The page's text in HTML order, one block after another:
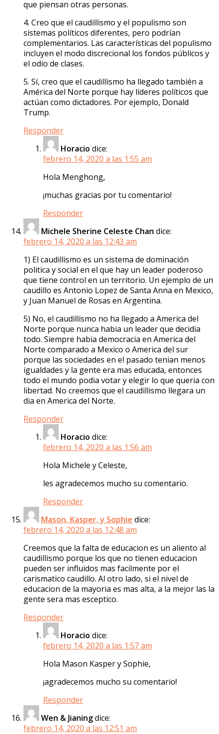
que piensan otras personas.
4. Creo que el caudillismo y el populismo son
sistemas políticos diferentes, pero podrían
complementarios. Las características del populismo
incluyen el modo discrecional los fondos públicos y
el odio de clases.
5. Sí, creo que el caudillismo ha llegado también a
América del Norte porque hay líderes políticos que
actúan como dictadores. Por ejemplo, Donald
Trump.
Responder
Horacio dice:
febrero 14, 2020 a las 1:55 am
Hola Menghong,
¡muchas gracias por tu comentario!
Responder
Michele Sherine Celeste Chan dice:
febrero 14, 2020 a las 12:43 am
1) El caudillismo es un sistema de dominación
politica y social en el que hay un leader poderoso
que tiene control en un territorio. Un ejemplo de un
caudillo es Antonio Lopez de Santa Anna en Mexico,
y Juan Manuel de Rosas en Argentina.
5) No, el caudillismo no ha llegado a America del
Norte porque nunca habia un leader que decidia
todo. Siempre habia democracia en America del
Norte comparado a Mexico o America del sur
porque las sociedades en el pasado tenian menos
igualdades y la gente era mas educada, entonces
todo el mundo podia votar y elegir lo que queria con
libertad. No creemos que el caudillismo llegara un
dia en America del Norte.
Responder
Horacio dice:
febrero 14, 2020 a las 1:56 am
Hola Michele y Celeste,
les agradecemos mucho su comentario.
Responder
Mason, Kasper, y Sophie dice:
febrero 14, 2020 a las 12:48 am
Creemos que la falta de educacion es un aliento al
caudillismo porque los que no tienen educacion
pueden ser influidos mas facilmente por el
carismatico caudillo. Al otro lado, si el nivel de
educacion de la mayoria es mas alta, a la mejor las la
gente sera mas esceptico.
Responder
Horacio dice:
febrero 14, 2020 a las 1:57 am
Hola Mason Kasper y Sophie,
¡agradecemos mucho su comentario!
Responder
Wen & Jianingdice:
febrero 14, 2020 a las 12:51 am